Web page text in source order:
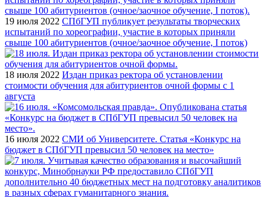
19 июля 2022 СПбГУП публикует результаты творческих
испытаний по хореографии, участие в которых приняли
свыше 100 абитуриентов (очное/заочное обучение, I поток)
18 июля 2022 Издан приказ ректора об установлении
стоимости обучения для абитуриентов очной формы с 1
августа
16 июля 2022 СМИ об Университете. Статья «Конкурс на
бюджет в СПбГУП превысил 50 человек на место»